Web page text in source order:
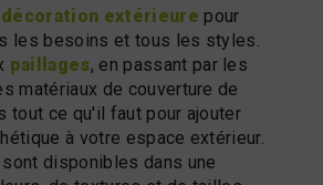
décoration extérieure pour
les besoins et tous les styles.
paillages, en passant par les
matériaux de couverture de
tout ce qu'il faut pour ajouter
à votre espace extérieur.
disponibles dans une